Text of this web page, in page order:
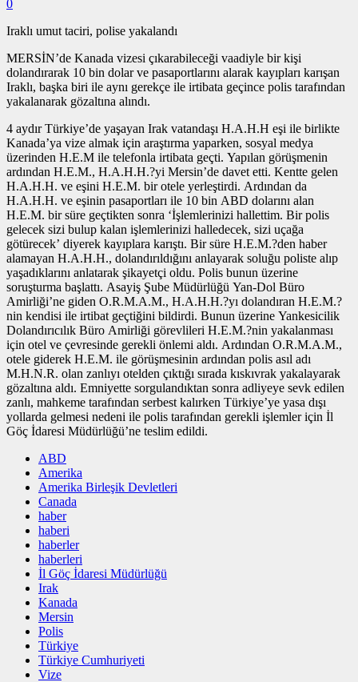
0
Iraklı umut taciri, polise yakalandı
MERSİN’de Kanada vizesi çıkarabileceği vaadiyle bir kişi
dolandırarak 10 bin dolar ve pasaportlarını alarak kayıpları karışan
Iraklı, başka biri ile aynı gerekçe ile irtibata geçince polis tarafından
yakalanarak gözaltına alındı.
4 aydır Türkiye’de yaşayan Irak vatandaşı H.A.H.H eşi ile birlikte
Kanada’ya vize almak için araştırma yaparken, sosyal medya
üzerinden H.E.M ile telefonla irtibata geçti. Yapılan görüşmenin
ardından H.E.M., H.A.H.H.?yi Mersin’de davet etti. Kentte gelen
H.A.H.H. ve eşini H.E.M. bir otele yerleştirdi. Ardından da
H.A.H.H. ve eşinin pasaportları ile 10 bin ABD dolarını alan
H.E.M. bir süre geçtikten sonra ‘İşlemlerinizi hallettim. Bir polis
gelecek sizi bulup kalan işlemlerinizi halledecek, sizi uçağa
götürecek’ diyerek kayıplara karıştı. Bir süre H.E.M.?den haber
alamayan H.A.H.H., dolandırıldığını anlayarak soluğu poliste alıp
yaşadıklarını anlatarak şikayetçi oldu. Polis bunun üzerine
soruşturma başlattı. Asayiş Şube Müdürlüğü Yan-Dol Büro
Amirliği’ne giden O.R.M.A.M., H.A.H.H.?yı dolandıran H.E.M.?
nin kendisi ile irtibat geçtiğini bildirdi. Bunun üzerine Yankesicilik
Dolandırıcılık Büro Amirliği görevlileri H.E.M.?nin yakalanması
için otel ve çevresinde gerekli önlemi aldı. Ardından O.R.M.A.M.,
otele giderek H.E.M. ile görüşmesinin ardından polis asıl adı
M.H.N.R. olan zanlıyı otelden çıktığı sırada kıskıvrak yakalayarak
gözaltına aldı. Emniyette sorgulandıktan sonra adliyeye sevk edilen
zanlı, mahkeme tarafından serbest kalırken Türkiye’ye yasa dışı
yollarda gelmesi nedeni ile polis tarafından gerekli işlemler için İl
Göç İdaresi Müdürlüğü’ne teslim edildi.
ABD
Amerika
Amerika Birleşik Devletleri
Canada
haber
haberi
haberler
haberleri
İl Göç İdaresi Müdürlüğü
Irak
Kanada
Mersin
Polis
Türkiye
Türkiye Cumhuriyeti
Vize